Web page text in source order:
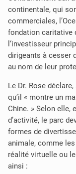
continentale, qui
commerciales,
fondation caritative
l‘investisseur
dirigeants à cesser
au nom de leur
Le Dr. Rose
qu’il « montre un
Chine. » Selon elle,
d’activité, le parc
formes de
animale, comme
réalité virtuelle ou
ainsi :